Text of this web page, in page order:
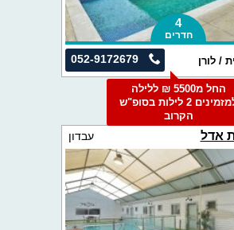
4
חדרים
052-9172679 / לורן
החל מ5500 ₪ ללילה
למזמינים 2 לילות בסופ"ש
הקרוב
אדל עבדון